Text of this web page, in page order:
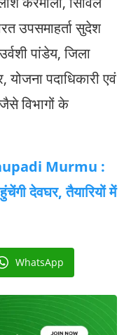
उपसमाहर्ता सुदेश
पांडेय, जिला
पदाधिकारी एवं
विभागों के
Murmu :
देवघर, तैयारियों में
WhatsApp